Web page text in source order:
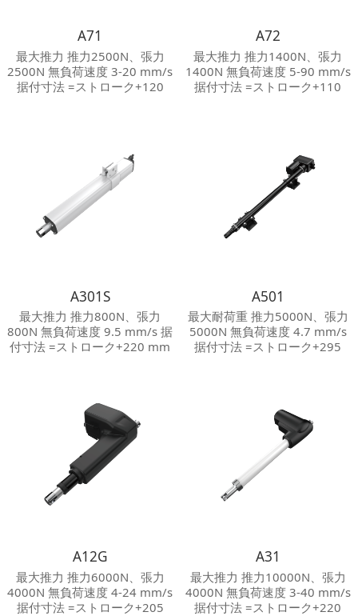
A71
最大推力 推力2500N、張力
2500N 無負荷速度 3-20 mm/s
据付寸法 =ストローク+120
A72
最大推力 推力1400N、張力
1400N 無負荷速度 5-90 mm/s
据付寸法 =ストローク+110
A301S
最大推力 推力800N、張力
800N 無負荷速度 9.5 mm/s 据
付寸法 =ストローク+220 mm
A501
最大耐荷重 推力5000N、張力
5000N 無負荷速度 4.7 mm/s
据付寸法 =ストローク+295
他オプション 内蔵電位差計
A12G
最大推力 推力6000N、張力
4000N 無負荷速度 4-24 mm/s
据付寸法 =ストローク+205
A31
最大推力 推力10000N、張力
4000N 無負荷速度 3-40 mm/s
据付寸法 =ストローク+220